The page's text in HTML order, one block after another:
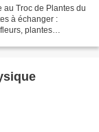
au Troc de Plantes du
à échanger :
plantes